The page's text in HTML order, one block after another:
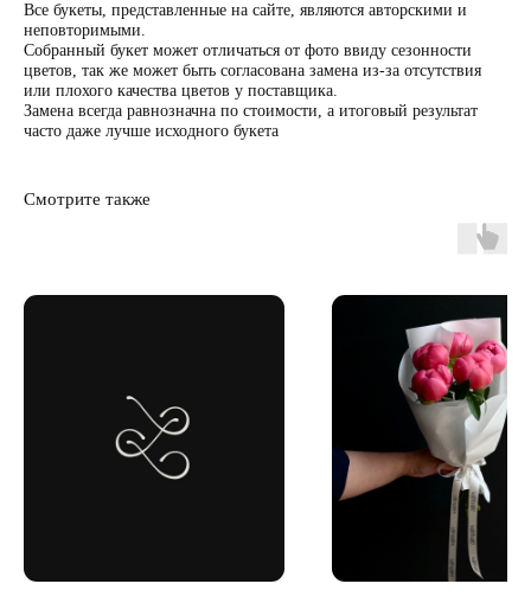
Все букеты, представленные на сайте, являются авторскими и
неповторимыми.
Собранный букет может отличаться от фото ввиду сезонности
цветов, так же может быть согласована замена из-за отсутствия
или плохого качества цветов у поставщика.
Замена всегда равнозначна по стоимости, а итоговый результат
часто даже лучше исходного букета
Смотрите также